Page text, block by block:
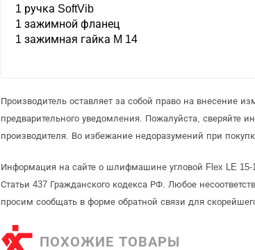
1 ручка SoftVib
1 зажимной фланец
1 зажимная гайка M 14
Производитель оставляет за собой право на
предварительного уведомления. Пожалуйста,
производителя. Во избежание недоразумений при
Информация на сайте о шлифмашине угловой Flex LE 15-
Статьи 437 Гражданского кодекса РФ. Любое
просим сообщать в форме обратной связи для
ПОХОЖИЕ ТОВАРЫ